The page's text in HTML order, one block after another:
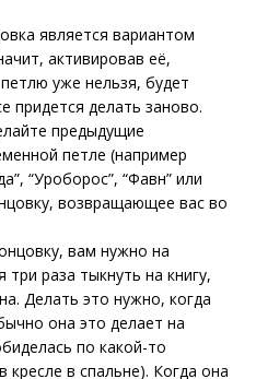
является вариантом
активировав её,
уже нельзя, будет
придется делать заново.
предыдущие
петле (например
“Уроборос”, “Фавн” или
возвращающее вас во
вам нужно на
раза тыкнуть на книгу,
Делать это нужно, когда
она это делает на
по какой-то
кресле в спальне). Когда она